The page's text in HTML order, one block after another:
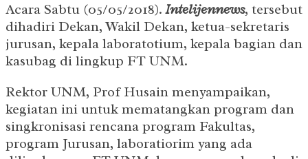
Acara Sabtu (05/05/2018).Intelijennews, tersebut
dihadiri Dekan, Wakil Dekan, ketua-sekretaris
jurusan, kepala laboratotium, kepala bagian dan
kasubag di lingkup FT UNM.
Rektor UNM, Prof Husain menyampaikan,
kegiatan ini untuk mematangkan program dan
singkronisasi rencana program Fakultas,
program Jurusan, laboratiorim yang ada